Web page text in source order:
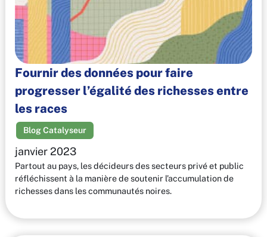
Fournir des données pour faire
progresser l’égalité des richesses entre
les races
Blog Catalyseur
janvier 2023
Partout au pays, les décideurs des secteurs privé et public
réfléchissent à la manière de soutenir l’accumulation de
richesses dans les communautés noires.